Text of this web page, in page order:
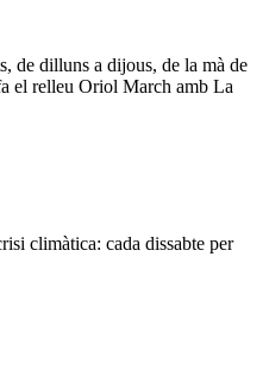
de dilluns a dijous, de la mà de
el relleu Oriol March amb La
climàtica: cada dissabte per